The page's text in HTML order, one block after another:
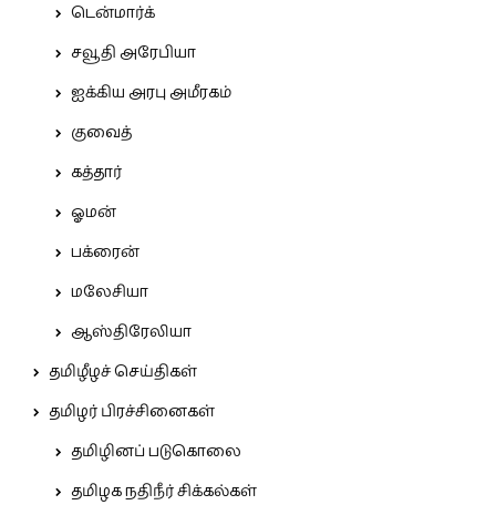
டென்மார்க்
சவூதி அரேபியா
ஐக்கிய அரபு அமீரகம்
குவைத்
கத்தார்
ஓமன்
பக்ரைன்
மலேசியா
ஆஸ்திரேலியா
தமிழீழச் செய்திகள்
தமிழர் பிரச்சினைகள்
தமிழினப் படுகொலை
தமிழக நதிநீர் சிக்கல்கள்